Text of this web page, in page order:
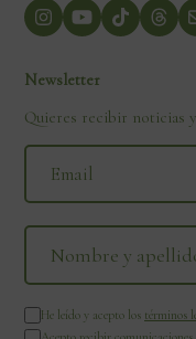
Newsletter
Quieres recibir noticias
He leído y acepto los términos